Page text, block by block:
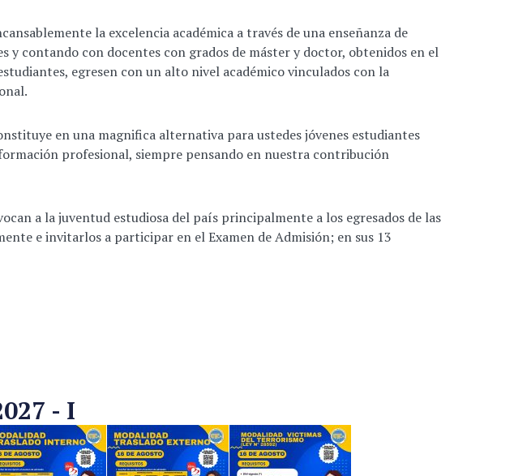
la excelencia académica a través de una enseñanza de
y contando con docentes con grados de máster y doctor, obtenidos en el
egresen con un alto nivel académico vinculados con la
en una magnifica alternativa para ustedes jóvenes estudiantes
profesional, siempre pensando en nuestra contribución
a la juventud estudiosa del país principalmente a los egresados de las
e invitarlos a participar en el Examen de Admisión; en sus 13
- I